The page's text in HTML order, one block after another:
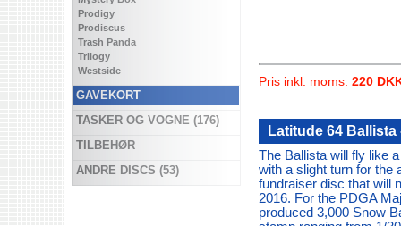
Prodigy
Prodiscus
Trash Panda
Trilogy
Westside
GAVEKORT
TASKER OG VOGNE (176)
TILBEHØR
ANDRE DISCS (53)
Pris inkl. moms: 220
Latitude 64 Ballista
The Ballista will fly like
with a slight turn for the
fundraiser disc that will
2016. For the PDGA
produced 3,000 Snow